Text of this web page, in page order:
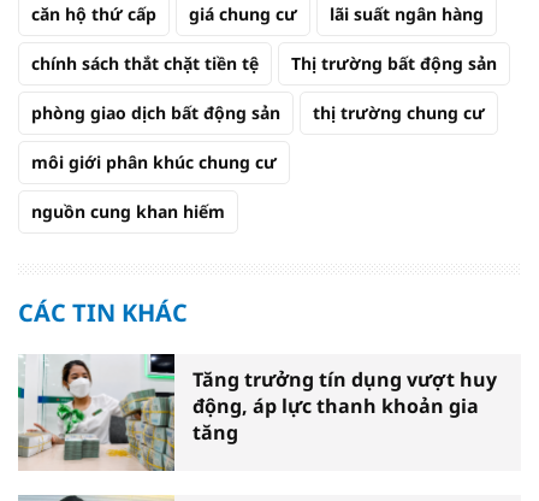
căn hộ thứ cấp giá chung cư lãi suất ngân hàng
chính sách thắt chặt tiền tệ Thị trường bất động sản
phòng giao dịch bất động sản thị trường chung cư
môi giới phân khúc chung cư
nguồn cung khan hiếm
CÁC TIN KHÁC
Tăng trưởng tín dụng vượt huy
động, áp lực thanh khoản gia
tăng